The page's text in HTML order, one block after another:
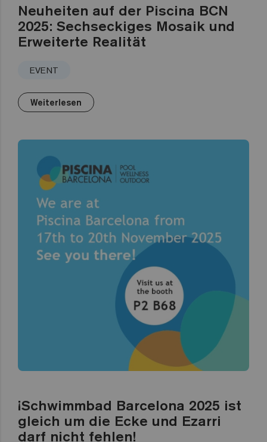
Neuheiten auf der Piscina BCN
2025: Sechseckiges Mosaik und
Erweiterte Realität
EVENT
Weiterlesen
¡Schwimmbad Barcelona 2025 ist
gleich um die Ecke und Ezarri
darf nicht fehlen!